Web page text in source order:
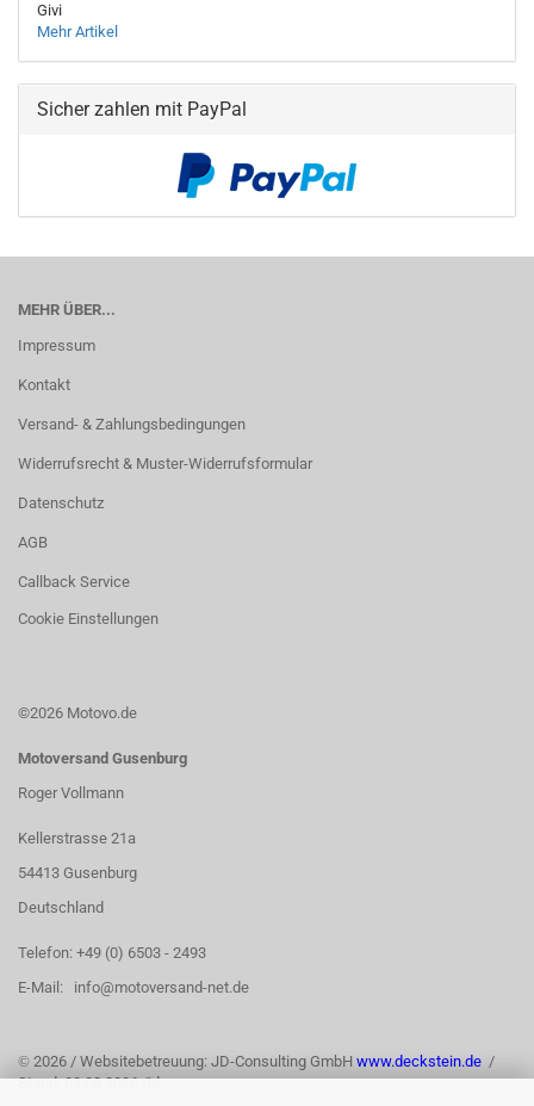
Givi
Mehr Artikel
Sicher zahlen mit PayPal
MEHR ÜBER...
Impressum
Kontakt
Versand- & Zahlungsbedingungen
Widerrufsrecht & Muster-Widerrufsformular
Datenschutz
AGB
Callback Service
Cookie Einstellungen
©2026 Motovo.de
Motoversand Gusenburg
Roger Vollmann
Kellerstrasse 21a
54413 Gusenburg
Deutschland
Telefon: +49 (0) 6503 - 2493
E-Mail: info@motoversand-net.de
© 2026 / Websitebetreuung: JD-Consulting GmbH www.deckstein.de /
Stand: 03.08.2026 /jd